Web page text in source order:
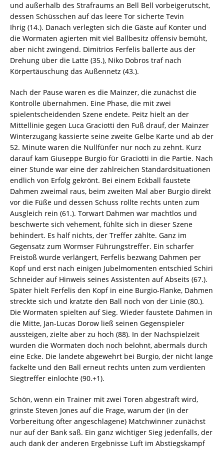
und außerhalb des Strafraums an Bell Bell vorbeigerutscht,
dessen Schüsschen auf das leere Tor sicherte Tevin
Ihrig (14.). Danach verlegten sich die Gäste auf Konter und
die Wormaten agierten mit viel Ballbesitz offensiv bemüht,
aber nicht zwingend. Dimitrios Ferfelis ballerte aus der
Drehung über die Latte (35.), Niko Dobros traf nach
Körpertäuschung das Außennetz (43.).
Nach der Pause waren es die Mainzer, die zunächst die
Kontrolle übernahmen. Eine Phase, die mit zwei
spielentscheidenden Szene endete. Peitz hielt an der
Mittellinie gegen Luca Graciotti den Fuß drauf, der Mainzer
Winterzugang kassierte seine zweite Gelbe Karte und ab der
52. Minute waren die Nullfünfer nur noch zu zehnt. Kurz
darauf kam Giuseppe Burgio für Graciotti in die Partie. Nach
einer Stunde war eine der zahlreichen Standardsituationen
endlich von Erfolg gekrönt. Bei einem Eckball faustete
Dahmen zweimal raus, beim zweiten Mal aber Burgio direkt
vor die Füße und dessen Schuss rollte rechts unten zum
Ausgleich rein (61.). Torwart Dahmen war machtlos und
beschwerte sich vehement, fühlte sich in dieser Szene
behindert. Es half nichts, der Treffer zählte. Ganz im
Gegensatz zum Wormser Führungstreffer. Ein scharfer
Freistoß wurde verlängert, Ferfelis bezwang Dahmen per
Kopf und erst nach einigen Jubelmomenten entschied Schiri
Schneider auf Hinweis seines Assistenten auf Abseits (67.).
Später hielt Ferfelis den Kopf in eine Burgio-Flanke, Dahmen
streckte sich und kratzte den Ball noch von der Linie (80.).
Die Wormaten spielten auf Sieg. Wieder faustete Dahmen in
die Mitte, Jan-Lucas Dorow ließ seinen Gegenspieler
aussteigen, zielte aber zu hoch (88). In der Nachspielzeit
wurden die Wormaten doch noch belohnt, abermals durch
eine Ecke. Die landete abgewehrt bei Burgio, der nicht lange
fackelte und den Ball erneut rechts unten zum verdienten
Siegtreffer einlochte (90.+1).
Schön, wenn ein Trainer mit zwei Toren abgestraft wird,
grinste Steven Jones auf die Frage, warum der (in der
Vorbereitung öfter angeschlagene) Matchwinner zunächst
nur auf der Bank saß. Ein ganz wichtiger Sieg jedenfalls, der
auch dank der anderen Ergebnisse Luft im Abstiegskampf